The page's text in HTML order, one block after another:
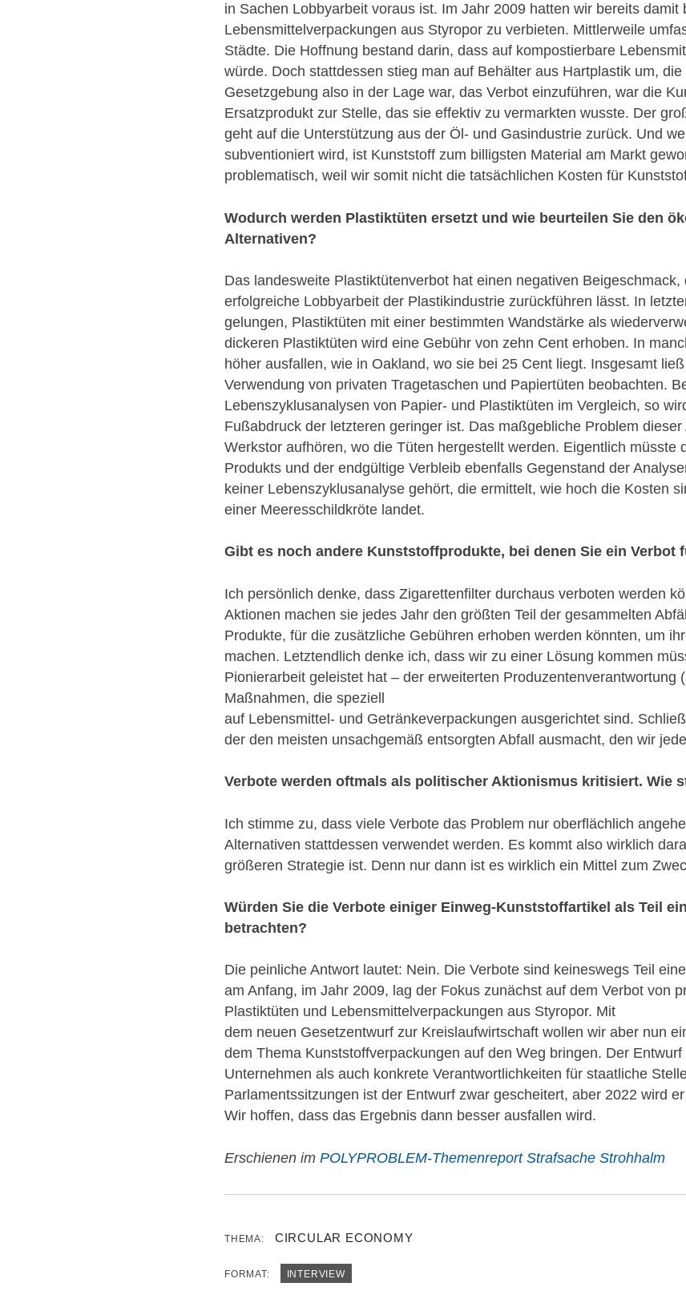
in Sachen Lobbyarbeit voraus ist. Im Jahr 2009 hatten wir bereits damit
Lebensmittelverpackungen aus Styropor zu verbieten. Mittlerweile
Städte. Die Hoffnung bestand darin, dass auf kompostierbare
würde. Doch stattdessen stieg man auf Behälter aus Hartplastik um,
Gesetzgebung also in der Lage war, das Verbot einzuführen, war die
Ersatzprodukt zur Stelle, das sie effektiv zu vermarkten wusste. Der
geht auf die Unterstützung aus der Öl- und Gasindustrie zurück. Und
subventioniert wird, ist Kunststoff zum billigsten Material am Markt
problematisch, weil wir somit nicht die tatsächlichen Kosten für
Wodurch werden Plastiktüten ersetzt und wie beurteilen Sie den
Alternativen?
Das landesweite Plastiktütenverbot hat einen negativen
erfolgreiche Lobbyarbeit der Plastikindustrie zurückführen lässt. In
gelungen, Plastiktüten mit einer bestimmten Wandstärke als
dickeren Plastiktüten wird eine Gebühr von zehn Cent erhoben. In
höher ausfallen, wie in Oakland, wo sie bei 25 Cent liegt. Insgesamt
Verwendung von privaten Tragetaschen und Papiertüten beobachten.
Lebenszyklusanalysen von Papier- und Plastiktüten im Vergleich, so
Fußabdruck der letzteren geringer ist. Das maßgebliche Problem
Werkstor aufhören, wo die Tüten hergestellt werden. Eigentlich müsste
Produkts und der endgültige Verbleib ebenfalls Gegenstand der
keiner Lebenszyklusanalyse gehört, die ermittelt, wie hoch die Kosten
einer Meeresschildkröte landet.
Gibt es noch andere Kunststoffprodukte, bei denen Sie ein Verbot
Ich persönlich denke, dass Zigarettenfilter durchaus verboten werden
Aktionen machen sie jedes Jahr den größten Teil der gesammelten
Produkte, für die zusätzliche Gebühren erhoben werden könnten, um
machen. Letztendlich denke ich, dass wir zu einer Lösung kommen
Pionierarbeit geleistet hat – der erweiterten Produzentenverantwortung
Maßnahmen, die speziell
auf Lebensmittel- und Getränkeverpackungen ausgerichtet sind.
der den meisten unsachgemäß entsorgten Abfall ausmacht, den wir
Verbote werden oftmals als politischer Aktionismus kritisiert. Wie
Ich stimme zu, dass viele Verbote das Problem nur oberflächlich
Alternativen stattdessen verwendet werden. Es kommt also wirklich
größeren Strategie ist. Denn nur dann ist es wirklich ein Mittel zum
Würden Sie die Verbote einiger Einweg-Kunststoffartikel als Teil
betrachten?
Die peinliche Antwort lautet: Nein. Die Verbote sind keineswegs Teil
am Anfang, im Jahr 2009, lag der Fokus zunächst auf dem Verbot von
Plastiktüten und Lebensmittelverpackungen aus Styropor. Mit
dem neuen Gesetzentwurf zur Kreislaufwirtschaft wollen wir aber nun
dem Thema Kunststoffverpackungen auf den Weg bringen. Der
Unternehmen als auch konkrete Verantwortlichkeiten für staatliche
Parlamentssitzungen ist der Entwurf zwar gescheitert, aber 2022 wird
Wir hoffen, dass das Ergebnis dann besser ausfallen wird.
Erschienen im POLYPROBLEM-Themenreport Strafsache Strohhalm
THEMA: CIRCULAR ECONOMY
FORMAT: INTERVIEW